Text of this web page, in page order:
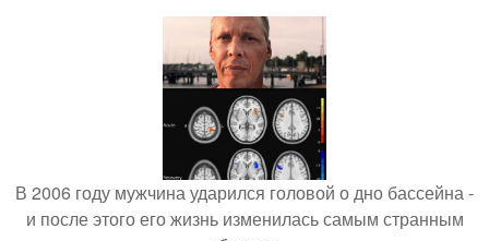
В 2006 году мужчина ударился головой о дно бассейна -
и после этого его жизнь изменилась самым странным